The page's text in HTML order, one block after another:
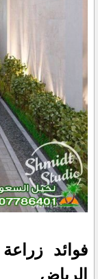
فوائد
الرياض